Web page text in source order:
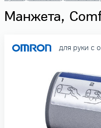
Манжета,
для руки с